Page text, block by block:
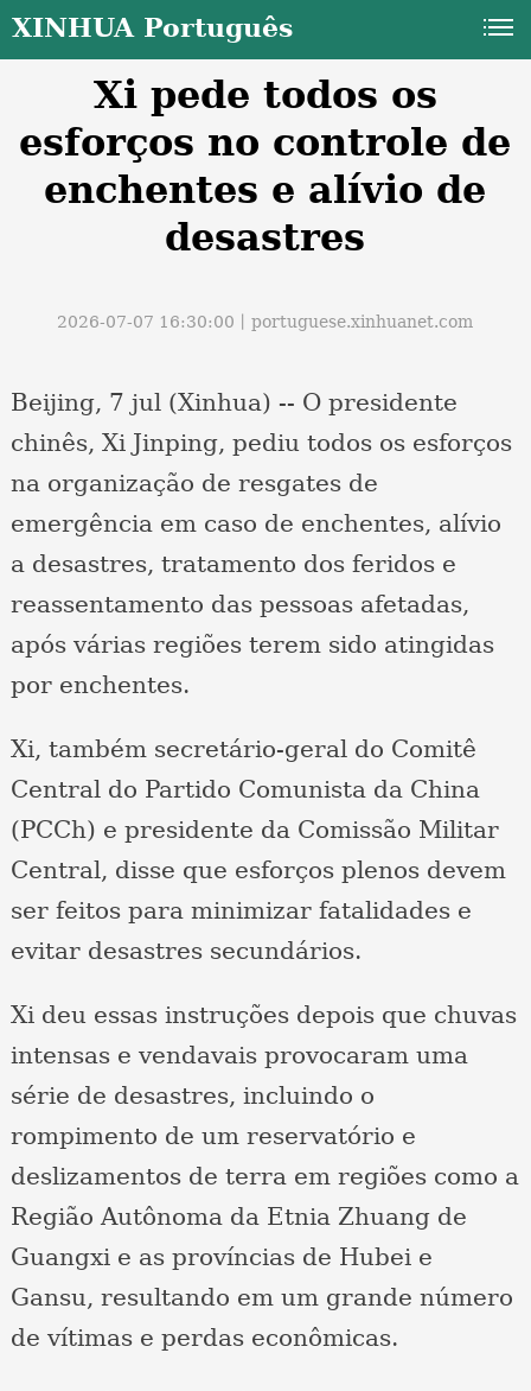
XINHUA Português
Xi pede todos os
esforços no controle de
enchentes e alívio de
desastres
2026-07-07 16:30:00丨portuguese.xinhuanet.com
Beijing, 7 jul (Xinhua) -- O presidente
chinês, Xi Jinping, pediu todos os esforços
na organização de resgates de
emergência em caso de enchentes, alívio
a desastres, tratamento dos feridos e
reassentamento das pessoas afetadas,
após várias regiões terem sido atingidas
por enchentes.
Xi, também secretário-geral do Comitê
Central do Partido Comunista da China
(PCCh) e presidente da Comissão Militar
Central, disse que esforços plenos devem
ser feitos para minimizar fatalidades e
evitar desastres secundários.
Xi deu essas instruções depois que chuvas
intensas e vendavais provocaram uma
série de desastres, incluindo o
rompimento de um reservatório e
deslizamentos de terra em regiões como a
Região Autônoma da Etnia Zhuang de
Guangxi e as províncias de Hubei e
Gansu, resultando em um grande número
de vítimas e perdas econômicas.